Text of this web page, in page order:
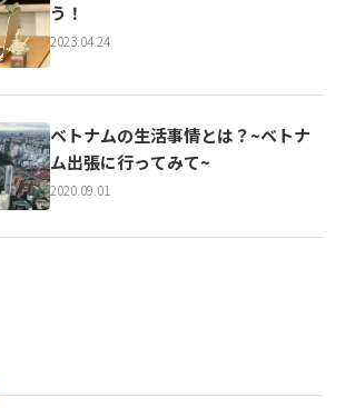
う！
2023.04.24
ベトナムの生活事情とは？~ベトナ
ム出張に行ってみて~
2020.09.01